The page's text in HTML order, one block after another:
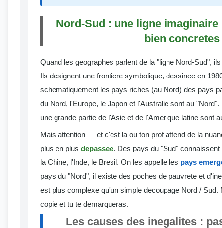
Nord-Sud : une ligne
bien concretes
Quand les geographes parlent de la "ligne Nord-Sud",
Ils designent une frontiere symbolique, dessinee en
schematiquement les pays riches (au Nord) des pays
du Nord, l'Europe, le Japon et l'Australie sont au
une grande partie de l'Asie et de l'Amerique latine sont
Mais attention — et c'est la ou ton prof attend de la
plus en plus depassee. Des pays du "Sud"
la Chine, l'Inde, le Bresil. On les appelle les pays
pays du "Nord", il existe des poches de pauvrete et
est plus complexe qu'un simple decoupage Nord / Sud.
copie et tu te demarqueras.
Les causes des inegalites :